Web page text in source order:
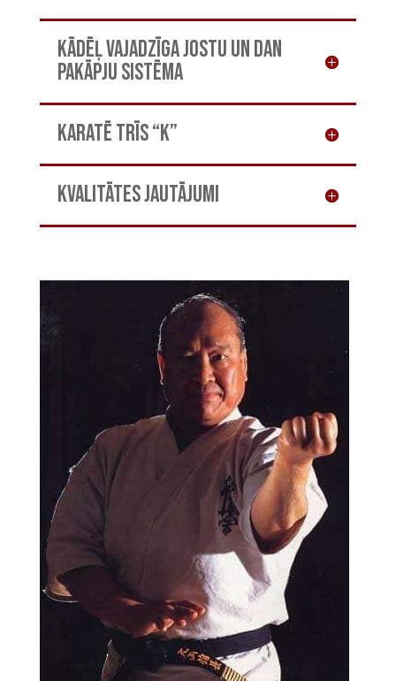
Kādēļ vajadzīga jostu un dan
pakāpju sistēma
Karatē trīs “K”
Kvalitātes jautājumi